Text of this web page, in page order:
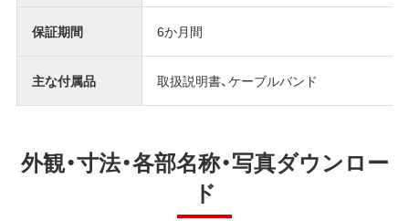
保証期間 6か月間
主な付属品 取扱説明書、ケーブルバンド
外観・寸法・各部名称・写真ダウンロー
ド